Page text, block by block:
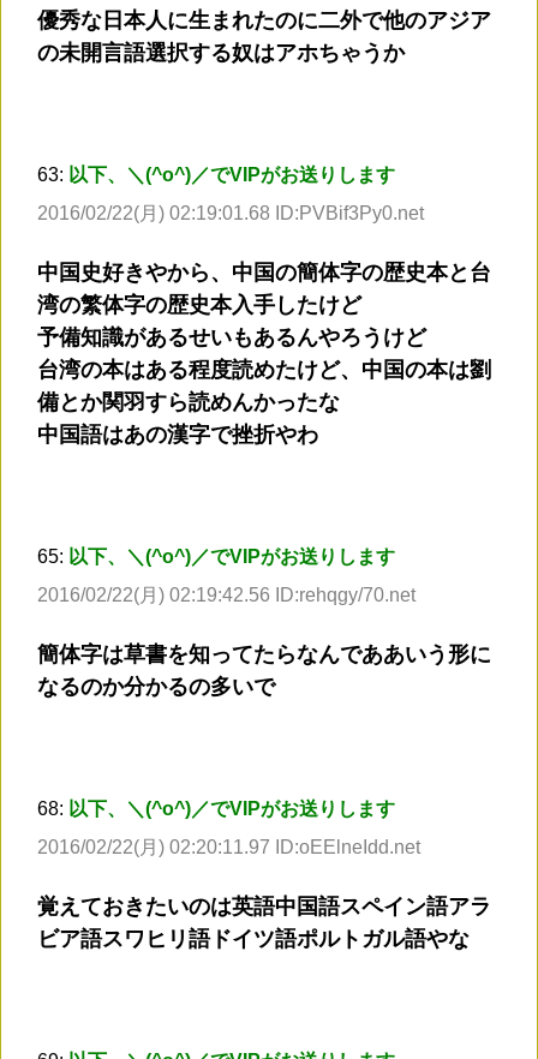
優秀な日本人に生まれたのに二外で他のアジア
の未開言語選択する奴はアホちゃうか
63: 以下、＼(^o^)／でVIPがお送りします
2016/02/22(月) 02:19:01.68 ID:PVBif3Py0.net
中国史好きやから、中国の簡体字の歴史本と台
湾の繁体字の歴史本入手したけど
予備知識があるせいもあるんやろうけど
台湾の本はある程度読めたけど、中国の本は劉
備とか関羽すら読めんかったな
中国語はあの漢字で挫折やわ
65: 以下、＼(^o^)／でVIPがお送りします
2016/02/22(月) 02:19:42.56 ID:rehqgy/70.net
簡体字は草書を知ってたらなんでああいう形に
なるのか分かるの多いで
68: 以下、＼(^o^)／でVIPがお送りします
2016/02/22(月) 02:20:11.97 ID:oEElneIdd.net
覚えておきたいのは英語中国語スペイン語アラ
ビア語スワヒリ語ドイツ語ポルトガル語やな